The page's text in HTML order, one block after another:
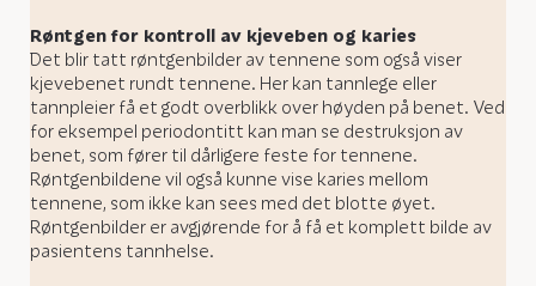
Røntgen for kontroll av kjeveben og karies
Det blir tatt røntgenbilder av tennene som også viser
kjevebenet rundt tennene. Her kan tannlege eller
tannpleier få et godt overblikk over høyden på benet. Ved
for eksempel periodontitt kan man se destruksjon av
benet, som fører til dårligere feste for tennene.
Røntgenbildene vil også kunne vise karies mellom
tennene, som ikke kan sees med det blotte øyet.
Røntgenbilder er avgjørende for å få et komplett bilde av
pasientens tannhelse.